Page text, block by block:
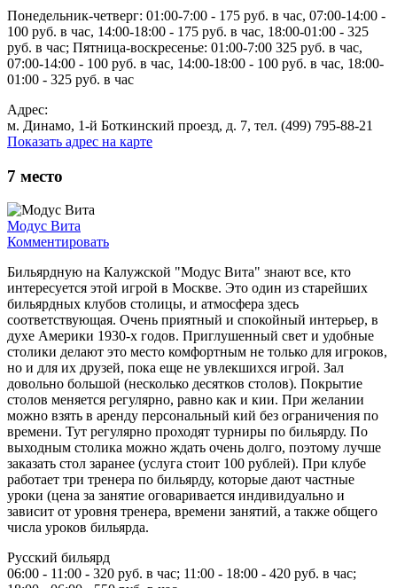
Понедельник-четверг: 01:00-7:00 - 175 руб. в час, 07:00-14:00 -
100 руб. в час, 14:00-18:00 - 175 руб. в час, 18:00-01:00 - 325
руб. в час; Пятница-воскресенье: 01:00-7:00 325 руб. в час,
07:00-14:00 - 100 руб. в час, 14:00-18:00 - 100 руб. в час, 18:00-
01:00 - 325 руб. в час
Адрес:
м. Динамо, 1-й Боткинский проезд, д. 7, тел. (499) 795-88-21
Показать адрес на карте
7 место
Модус Вита
Комментировать
Бильярдную на Калужской "Модус Вита" знают все, кто
интересуется этой игрой в Москве. Это один из старейших
бильярдных клубов столицы, и атмосфера здесь
соответствующая. Очень приятный и спокойный интерьер, в
духе Америки 1930-х годов. Приглушенный свет и удобные
столики делают это место комфортным не только для игроков,
но и для их друзей, пока еще не увлекшихся игрой. Зал
довольно большой (несколько десятков столов). Покрытие
столов меняется регулярно, равно как и кии. При желании
можно взять в аренду персональный кий без ограничения по
времени. Тут регулярно проходят турниры по бильярду. По
выходным столика можно ждать очень долго, поэтому лучше
заказать стол заранее (услуга стоит 100 рублей). При клубе
работает три тренера по бильярду, которые дают частные
уроки (цена за занятие оговаривается индивидуально и
зависит от уровня тренера, времени занятий, а также общего
числа уроков бильярда.
Русский бильярд
06:00 - 11:00 - 320 руб. в час; 11:00 - 18:00 - 420 руб. в час;